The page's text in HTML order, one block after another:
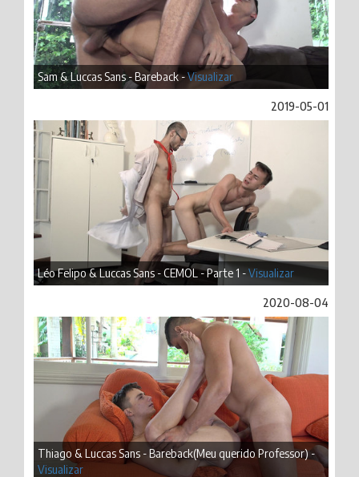
Sam & Luccas Sans - Bareback -Visualizar
2019-05-01
Léo Felipo & Luccas Sans - CEMOL - Parte 1 -Visualizar
2020-08-04
Thiago & Luccas Sans - Bareback(Meu querido Professor) -
Visualizar